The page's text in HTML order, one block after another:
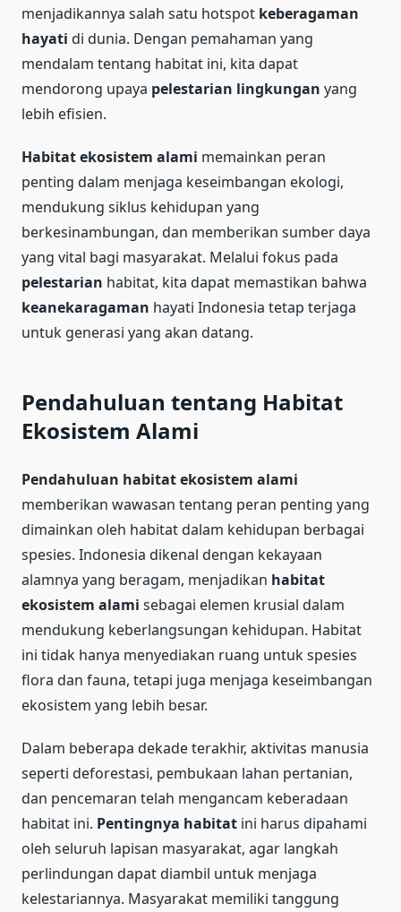
menjadikannya salah satu hotspot keberagaman
hayati di dunia. Dengan pemahaman yang
mendalam tentang habitat ini, kita dapat
mendorong upaya pelestarian lingkungan yang
lebih efisien.
Habitat ekosistem alami memainkan peran
penting dalam menjaga keseimbangan ekologi,
mendukung siklus kehidupan yang
berkesinambungan, dan memberikan sumber daya
yang vital bagi masyarakat. Melalui fokus pada
pelestarian habitat, kita dapat memastikan bahwa
keanekaragaman hayati Indonesia tetap terjaga
untuk generasi yang akan datang.
Pendahuluan tentang Habitat
Ekosistem Alami
Pendahuluan habitatekosistem alami
memberikan wawasan tentang peran penting yang
dimainkan oleh habitat dalam kehidupan berbagai
spesies. Indonesia dikenal dengan kekayaan
alamnya yang beragam, menjadikan habitat
ekosistem alami sebagai elemen krusial dalam
mendukung keberlangsungan kehidupan. Habitat
ini tidak hanya menyediakan ruang untuk spesies
flora dan fauna, tetapi juga menjaga keseimbangan
ekosistem yang lebih besar.
Dalam beberapa dekade terakhir, aktivitas manusia
seperti deforestasi, pembukaan lahan pertanian,
dan pencemaran telah mengancam keberadaan
habitat ini. Pentingnya habitat ini harus dipahami
oleh seluruh lapisan masyarakat, agar langkah
perlindungan dapat diambil untuk menjaga
kelestariannya. Masyarakat memiliki tanggung